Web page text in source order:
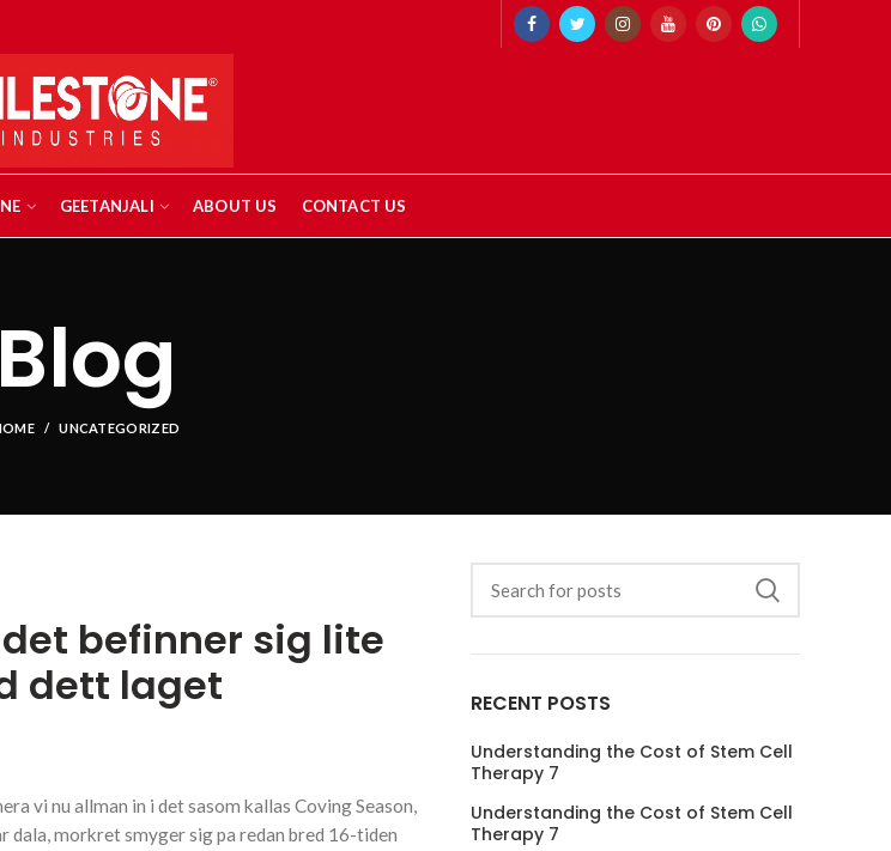
GEETANJALI ABOUT US CONTACT US
Blog
UNCATEGORIZED
befinner sig lite
dett laget
vi nu allman in i det sasom kallas Coving Season,
dala, morkret smyger sig pa redan bred 16-tiden
RECENT POSTS
Understanding the Cost of Stem Cell
Therapy 7
Understanding the Cost of Stem Cell
Therapy 7